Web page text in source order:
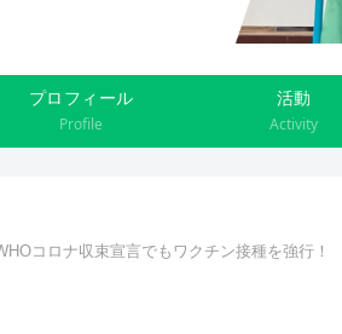
プロフィール
Profile
活動
Activity
コロナ収束宣言でもワクチン接種を強行！